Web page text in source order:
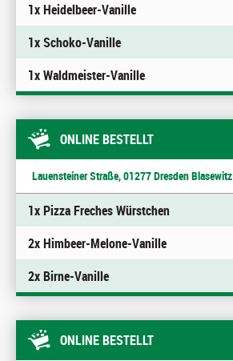
1x Heidelbeer-Vanille
1x Schoko-Vanille
1x Waldmeister-Vanille
ONLINE BESTELLT
Lauensteiner Straße, 01277 Dresden Blasewitz
1x Pizza Freches Würstchen
2x Himbeer-Melone-Vanille
2x Birne-Vanille
ONLINE BESTELLT